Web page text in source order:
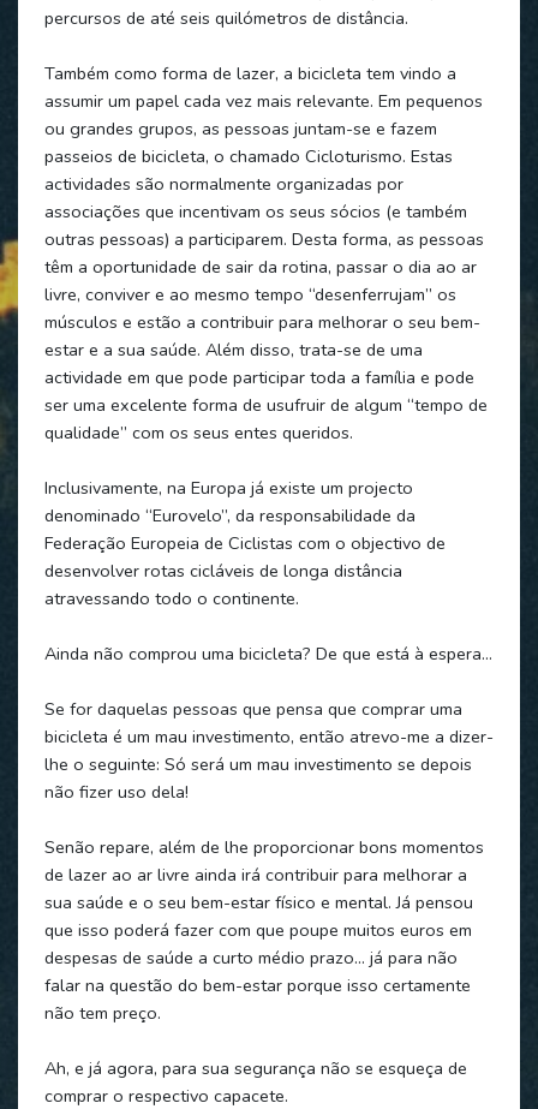
percursos de até seis quilómetros de distância.
Também como forma de lazer, a bicicleta tem vindo a
assumir um papel cada vez mais relevante. Em pequenos
ou grandes grupos, as pessoas juntam-se e fazem
passeios de bicicleta, o chamado Cicloturismo. Estas
actividades são normalmente organizadas por
associações que incentivam os seus sócios (e também
outras pessoas) a participarem. Desta forma, as pessoas
têm a oportunidade de sair da rotina, passar o dia ao ar
livre, conviver e ao mesmo tempo “desenferrujam” os
músculos e estão a contribuir para melhorar o seu bem-
estar e a sua saúde. Além disso, trata-se de uma
actividade em que pode participar toda a família e pode
ser uma excelente forma de usufruir de algum “tempo de
qualidade” com os seus entes queridos.
Inclusivamente, na Europa já existe um projecto
denominado “Eurovelo”, da responsabilidade da
Federação Europeia de Ciclistas com o objectivo de
desenvolver rotas cicláveis de longa distância
atravessando todo o continente.
Ainda não comprou uma bicicleta? De que está à espera…
Se for daquelas pessoas que pensa que comprar uma
bicicleta é um mau investimento, então atrevo-me a dizer-
lhe o seguinte: Só será um mau investimento se depois
não fizer uso dela!
Senão repare, além de lhe proporcionar bons momentos
de lazer ao ar livre ainda irá contribuir para melhorar a
sua saúde e o seu bem-estar físico e mental. Já pensou
que isso poderá fazer com que poupe muitos euros em
despesas de saúde a curto médio prazo… já para não
falar na questão do bem-estar porque isso certamente
não tem preço.
Ah, e já agora, para sua segurança não se esqueça de
comprar o respectivo capacete.